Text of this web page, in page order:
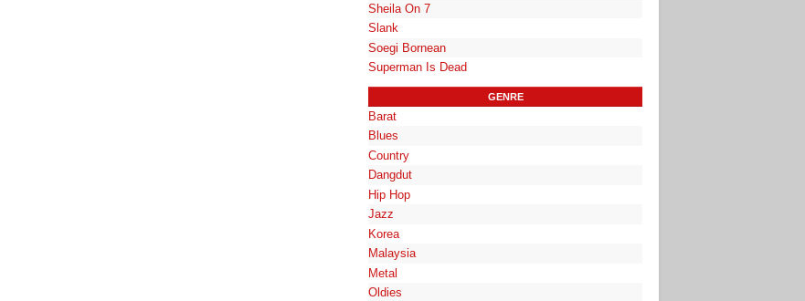
Sheila On 7
Slank
Soegi Bornean
Superman Is Dead
GENRE
Barat
Blues
Country
Dangdut
Hip Hop
Jazz
Korea
Malaysia
Metal
Oldies